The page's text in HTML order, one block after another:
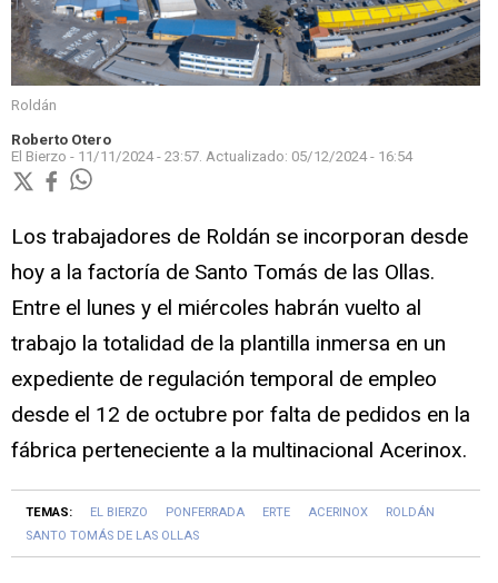
Roldán
Roberto Otero
El Bierzo - 11/11/2024 - 23:57. Actualizado: 05/12/2024 - 16:54
Los trabajadores de Roldán se incorporan desde
hoy a la factoría de Santo Tomás de las Ollas.
Entre el lunes y el miércoles habrán vuelto al
trabajo la totalidad de la plantilla inmersa en un
expediente de regulación temporal de empleo
desde el 12 de octubre por falta de pedidos en la
fábrica perteneciente a la multinacional Acerinox.
TEMAS: EL BIERZO PONFERRADA ERTE ACERINOX
ROLDÁN
SANTO TOMÁS DE LAS OLLAS